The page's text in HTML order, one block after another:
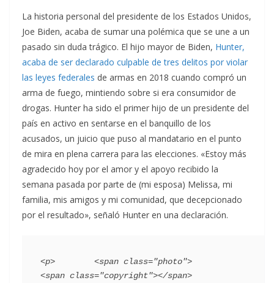
La historia personal del presidente de los Estados Unidos,
Joe Biden, acaba de sumar una polémica que se une a un
pasado sin duda trágico. El hijo mayor de Biden, Hunter,
acaba de ser declarado culpable de tres delitos por violar
las leyes federales de armas en 2018 cuando compró un
arma de fuego, mintiendo sobre si era consumidor de
drogas. Hunter ha sido el primer hijo de un presidente del
país en activo en sentarse en el banquillo de los
acusados, un juicio que puso al mandatario en el punto
de mira en plena carrera para las elecciones. «Estoy más
agradecido hoy por el amor y el apoyo recibido la
semana pasada por parte de (mi esposa) Melissa, mi
familia, mis amigos y mi comunidad, que decepcionado
por el resultado», señaló Hunter en una declaración.
<p>        <span class="photo">
<span class="copyright"></span>